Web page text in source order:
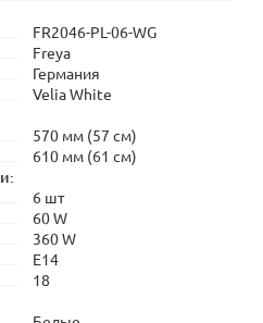
FR2046-PL-06-WG
Freya
Германия
Velia White
570 мм (57 см)
610 мм (61 см)
6 шт
60 W
360 W
E14
18